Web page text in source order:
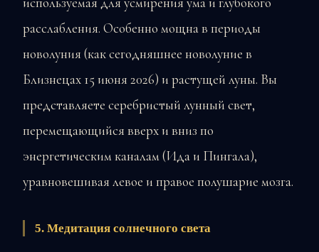
расслабления. Особенно мощна в периоды
новолуния (как сегодняшнее новолуние в
Близнецах 15 июня 2026) и растущей луны. Вы
представляете серебристый лунный свет,
перемещающийся вверх и вниз по
энергетическим каналам (Ида и Пингала),
уравновешивая левое и правое полушарие мозга.
5. Медитация солнечного света